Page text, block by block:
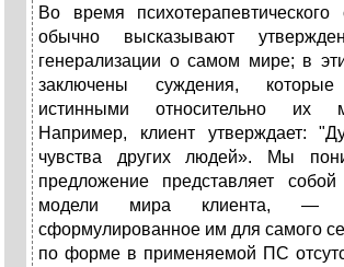
Во время психотерапевтического
обычно высказывают
генерализации о самом мире; в
заключены суждения,
истинными относительно их
Например, клиент утверждает:
чувства других людей». Мы
предложение представляет
модели мира клиента, —
сформулированное им для самого
по форме в применяемой ПС